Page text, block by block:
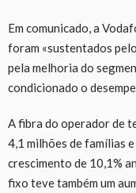
Em comunicado, a
foram «sustentados
pela melhoria do
condicionado o
A fibra do operador de
4,1 milhões de famílias
crescimento de 10,1%
fixo teve também um